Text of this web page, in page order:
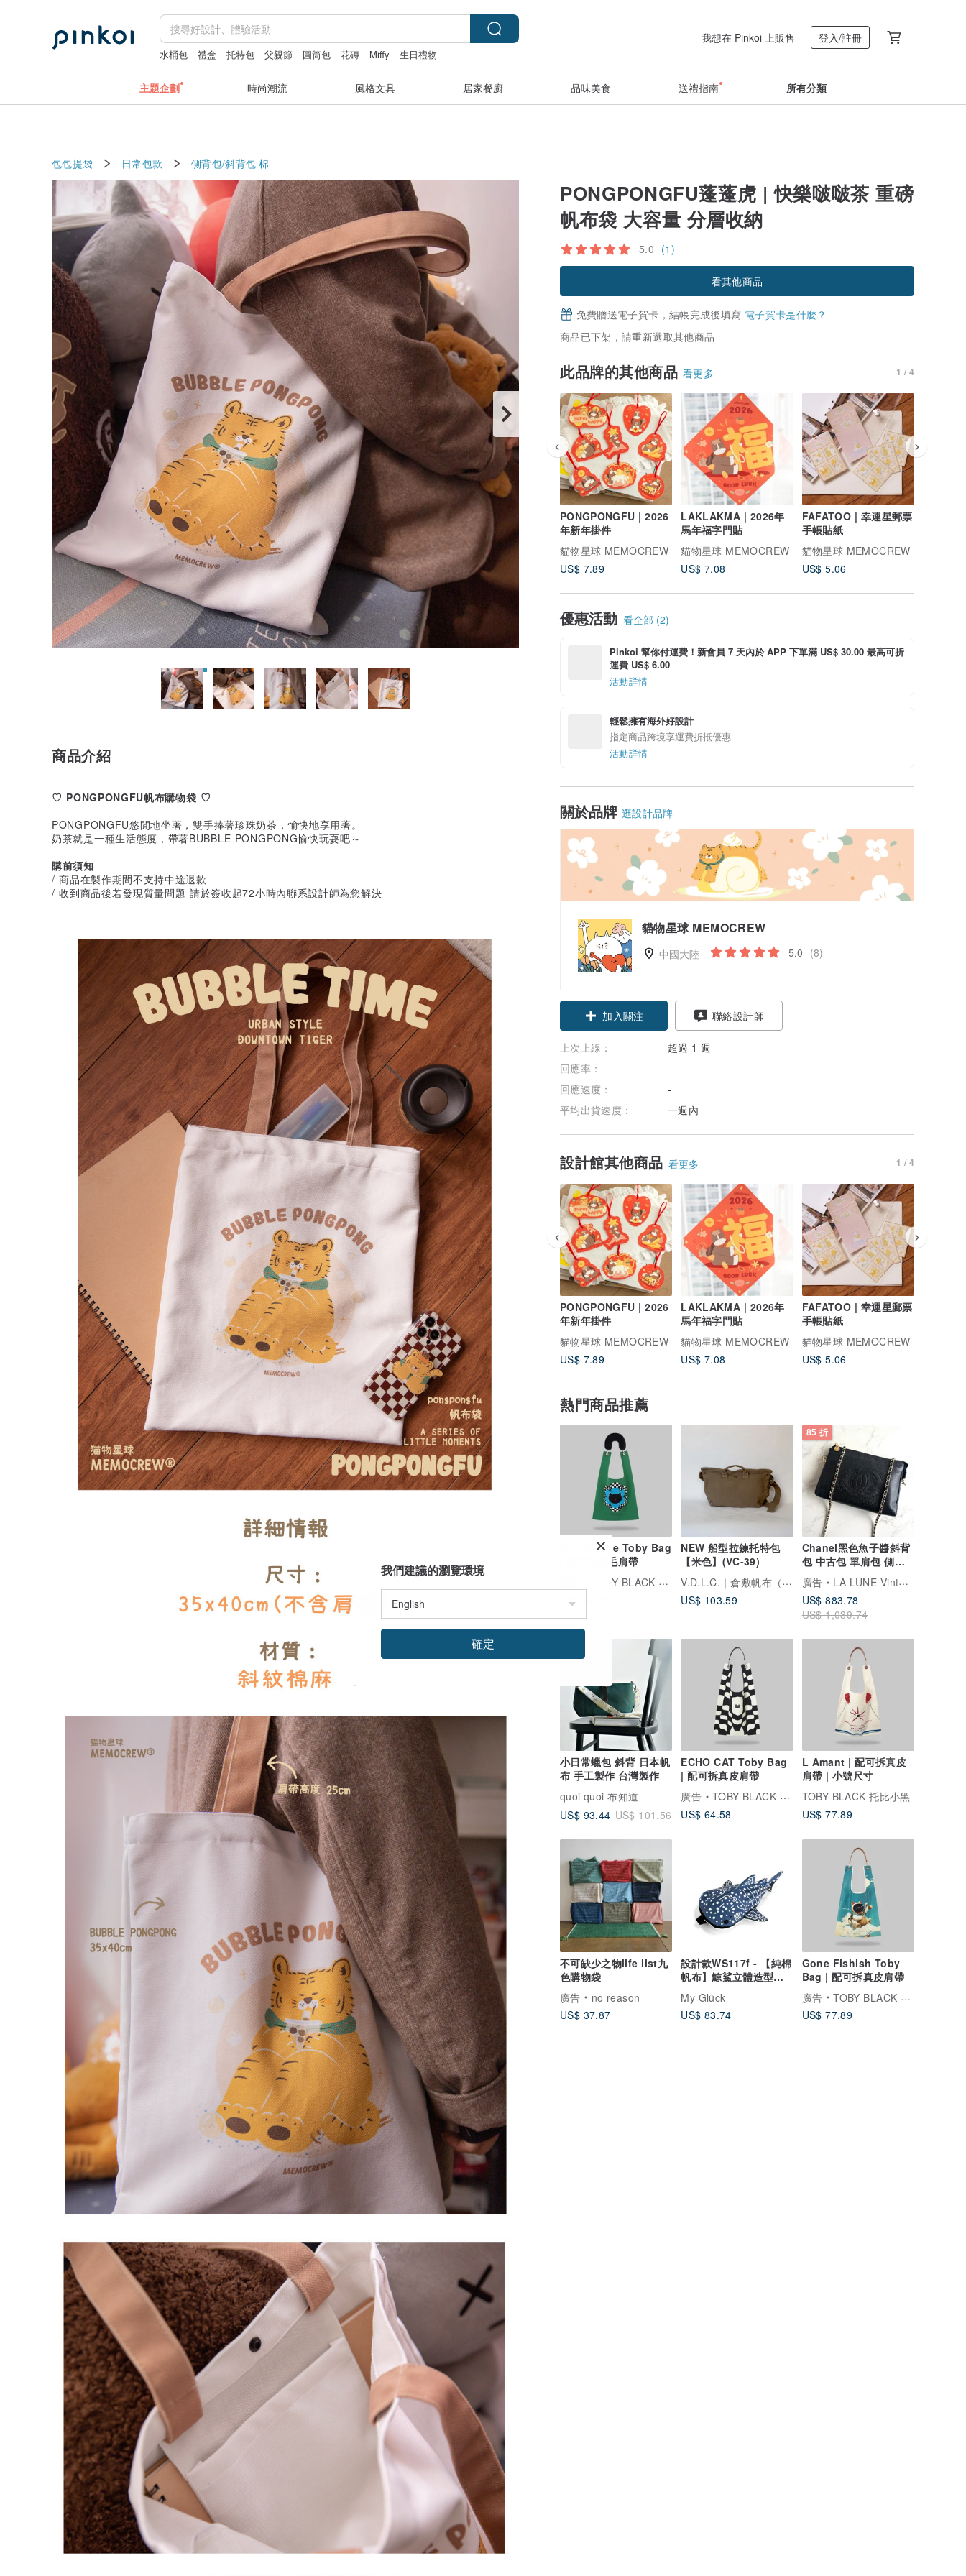
水桶包 禮盒 托特包 父親節 圓筒包 花磚 Miffy 生日禮物
我想在 Pinkoi 上販售 登入/註冊
主題企劃 時尚潮流 風格文具 居家餐廚 品味美食 送禮指南 所有分類
包包提袋 日常包款 側背包/斜背包 棉
PONGPONGFU蓬蓬虎 | 快樂啵啵茶 重磅
帆布袋 大容量 分層收納
5.0 (1)
看其他商品
免費贈送電子賀卡，結帳完成後填寫 電子賀卡是什麼？
商品已下架，請重新選取其他商品
此品牌的其他商品 看更多 1 / 4
PONGPONGFU | 2026
年新年掛件
貓物星球 MEMOCREW
US$ 7.89
LAKLAKMA | 2026年
馬年福字門貼
貓物星球 MEMOCREW
US$ 7.08
FAFATOO | 幸運星郵票
手帳貼紙
貓物星球 MEMOCREW
US$ 5.06
優惠活動 看全部 (2)
Pinkoi 幫你付運費！新會員 7 天內於 APP 下單滿 US$ 30.00 最高可折
運費 US$ 6.00
活動詳情
輕鬆擁有海外好設計
指定商品跨境享運費折抵優惠
活動詳情
關於品牌 逛設計品牌
貓物星球 MEMOCREW
中國大陸 5.0 (8)
加入關注 聯絡設計師
上次上線：
超過 1 週
回應率：
-
回應速度：
-
平均出貨速度：
一週內
設計館其他商品 看更多 1 / 4
PONGPONGFU | 2026
年新年掛件
貓物星球 MEMOCREW
US$ 7.89
LAKLAKMA | 2026年
馬年福字門貼
貓物星球 MEMOCREW
US$ 7.08
FAFATOO | 幸運星郵票
手帳貼紙
貓物星球 MEMOCREW
US$ 5.06
熱門商品推薦
Soft Middle Toby Bag
| 配可拆仿毛肩帶
TOBY BLACK 托比小黑
US$ 64.73
NEW 船型拉鍊托特包
【米色】(VC-39)
V.D.L.C.｜倉敷帆布（こまのぐ）
US$ 103.59
85 折
Chanel黑色魚子醬斜背
包 中古包 單肩包 側背
包 二手包 古董包
廣告
LA LUNE Vintage 日本鑑證古董品選物店
US$ 883.78
US$ 1,039.74
小日常蠟包 斜背 日本帆
布 手工製作 台灣製作
quoi quoi 布知道
US$ 93.44 US$ 101.56
ECHO CAT Toby Bag
| 配可拆真皮肩帶
廣告
TOBY BLACK 托比小黑
US$ 64.58
L Amant | 配可拆真皮
肩帶 | 小號尺寸
TOBY BLACK 托比小黑
US$ 77.89
不可缺少之物life list九
色購物袋
廣告
no reason
US$ 37.87
設計款WS117f - 【純棉
帆布】鯨鯊立體造型背
My Glück
US$ 83.74
Gone Fishish Toby
Bag | 配可拆真皮肩帶
廣告
TOBY BLACK 托比小黑
US$ 77.89
商品介紹
♡ PONGPONGFU帆布購物袋 ♡
PONGPONGFU悠閒地坐著，雙手捧著珍珠奶茶，愉快地享用著。
奶茶就是一種生活態度，帶著BUBBLE PONGPONG愉快玩耍吧～
購前須知
/ 商品在製作期間不支持中途退款
/ 收到商品後若發現質量問題 請於簽收起72小時內聯系設計師為您解決
我們建議的瀏覽環境
確定